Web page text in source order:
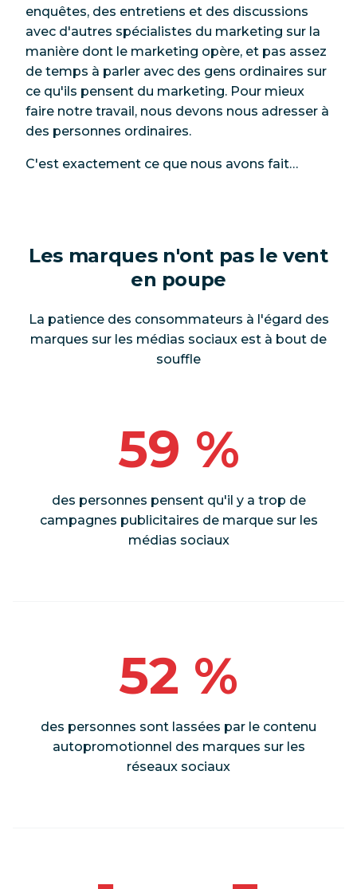
enquêtes, des entretiens et des discussions
avec d'autres spécialistes du marketing sur la
manière dont le marketing opère, et pas assez
de temps à parler avec des gens ordinaires sur
ce qu'ils pensent du marketing. Pour mieux
faire notre travail, nous devons nous adresser à
des personnes ordinaires.
C'est exactement ce que nous avons fait…
Les marques n'ont pas le vent
en poupe
La patience des consommateurs à l'égard des
marques sur les médias sociaux est à bout de
souffle
59 %
des personnes pensent qu'il y a trop de
campagnes publicitaires de marque sur les
médias sociaux
52 %
des personnes sont lassées par le contenu
autopromotionnel des marques sur les
réseaux sociaux